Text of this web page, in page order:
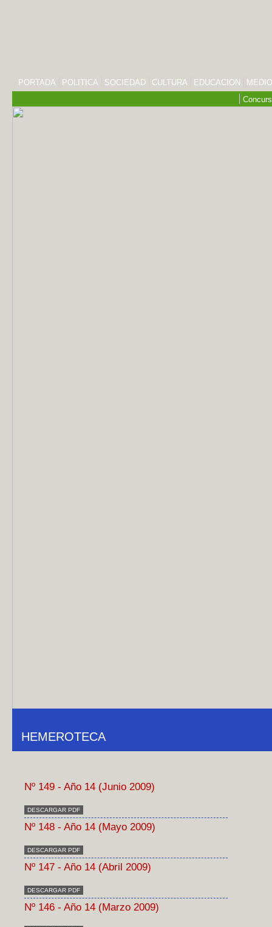
PORTADA POLITICA SOCIEDAD CULTURA EDUCACION
HEMEROTECA
Nº 149 - Año 14 (Junio 2009)
DESCARGAR PDF
Nº 148 - Año 14 (Mayo 2009)
DESCARGAR PDF
Nº 147 - Año 14 (Abril 2009)
DESCARGAR PDF
Nº 146 - Año 14 (Marzo 2009)